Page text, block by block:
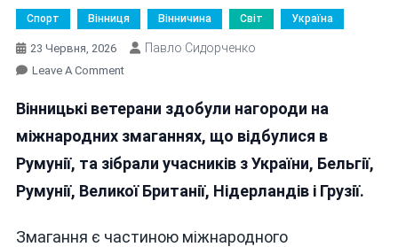
Спорт Вінниця Вінничина Світ Україна
23 Червня, 2026 Павло Сидорченко
Leave A CommentOn
Ветерани
Вибороли
На
Міжнародних
З
Вінницькі ветерани здобули нагороди на
міжнародних змаганнях, що відбулися в
Румунії, та зібрали учасників з України, Бельгії,
Румунії, Великої Британії, Нідерландів і Грузії.
Змагання є частиною міжнародного